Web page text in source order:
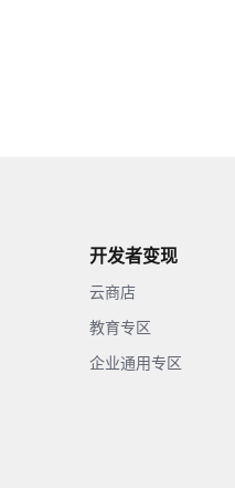
开发者变现
云商店
教育专区
企业通用专区